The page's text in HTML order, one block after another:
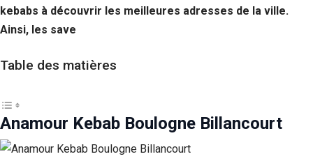
kebabs à découvrir les meilleures adresses de la ville.
Ainsi, les save
Table des matières
Anamour Kebab Boulogne Billancourt